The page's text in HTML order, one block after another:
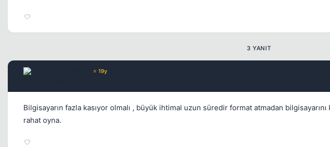
3 YANIT
⭐ 19y
Bilgisayarın fazla kasıyor olmalı , büyük ihtimal uzun süredir format atmadan
rahat oyna.